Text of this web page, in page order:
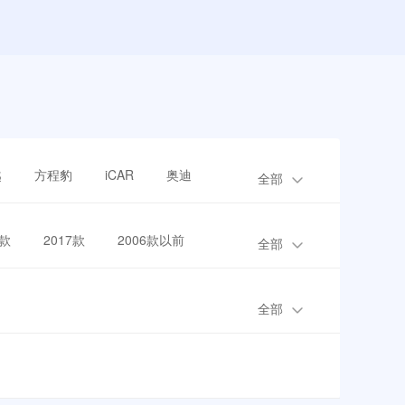
方程豹 iCAR 奥迪 全部
2017款 2006款以前 全部
全部